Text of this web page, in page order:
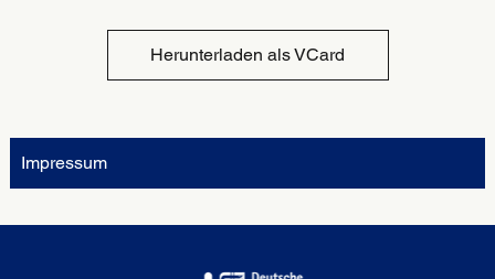
Herunterladen als VCard
Impressum